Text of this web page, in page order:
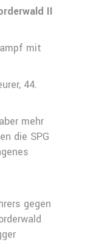
II
mit
44.
mehr
die SPG
gegen